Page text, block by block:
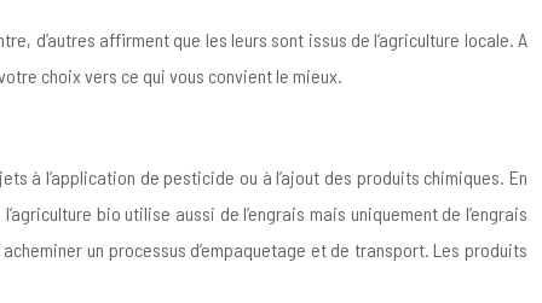
d’autres affirment que les leurs sont issus de l’agriculture locale. A
choix vers ce qui vous convient le mieux.
à l’application de pesticide ou à l’ajout des produits chimiques. En
bio utilise aussi de l’engrais mais uniquement de l’engrais
un processus d’empaquetage et de transport. Les produits